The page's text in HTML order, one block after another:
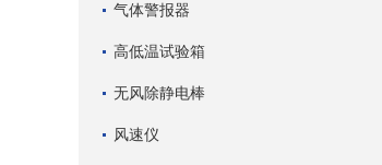
气体警报器
高低温试验箱
无风除静电棒
风速仪